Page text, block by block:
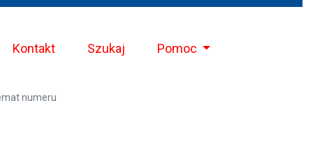
Kontakt Szukaj Pomoc
numeru